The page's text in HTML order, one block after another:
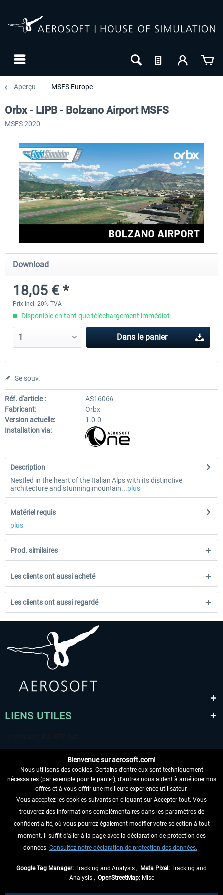
Aperçu MSFS Europe
Aerosoft Airport Cologne/Bonn
18,10 € *
Orbx - LIPB - Bolzano Airport MSFS
MSFS 2020
Download
18,05 € *
Prix incl. 20% TVA
Disponible en tant que téléchargement immédiat
Dans le panier
Se souv.
Réf. d'article :
AS16066
Fabricant:
Orbx
Version actuelle:
1.0.0
Installation via:
Description
Nestled in the heart of the Italian Alps with its distinctive
architecture and stunning mountain...plus
Matériel requis
plus
Prod. similaires
Les clients ont aussi acheté
Les clients ont aussi regardé
LIENS UTILES
RENONCER AU CONTRAT ICI
INFORMATIONS
NE MANQUEZ PAS LES DERNIÈRES
Bienvenue sur aerosoft.com!
Nous utilisons des cookies. Certains d'entre eux sont techniquement
nécessaires (par exemple pour le panier), d'autres nous aident à améliorer nos
offres et à vous offrir une meilleure expérience utilisateur.
Vous acceptez les cookies suivants en cliquant sur Accepter tout. Vous
trouverez des informations complémentaires dans les paramètres de
confidentialité, où vous pourrez également modifier votre sélection à tout
moment. Il suffit d'aller à la page avec la déclaration de protection des
données. Consultez notre déclaration de protection des données.
Google Tag Manager: Tracking and Analysis , Meta Pixel: Tracking and
Analysis , OpenStreetMap:Misc